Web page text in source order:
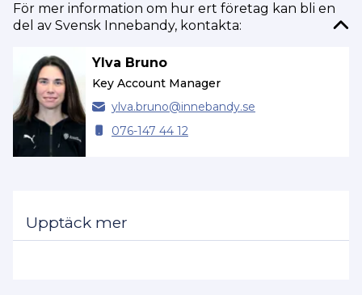
För mer information om hur ert företag kan bli en
del av Svensk Innebandy, kontakta:
Ylva Bruno
Key Account Manager
ylva.bruno@innebandy.se
076-147 44 12
Upptäck mer